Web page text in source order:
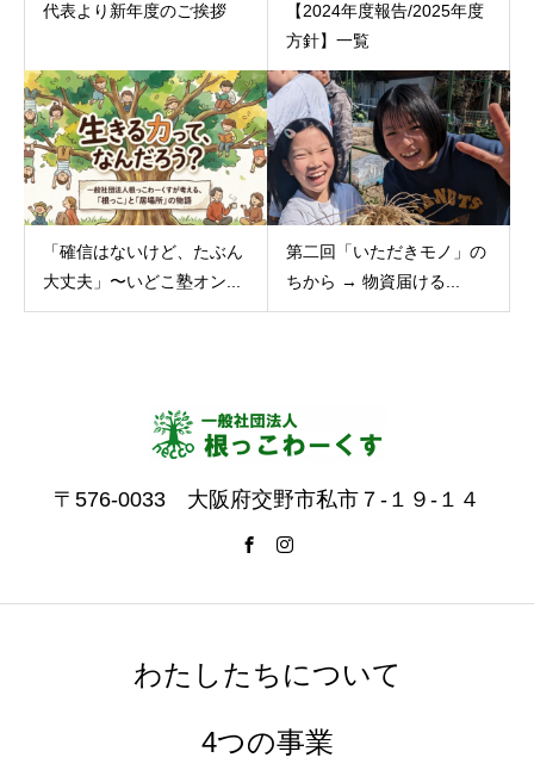
代表より新年度のご挨拶
【2024年度報告/2025年度
方針】一覧
「確信はないけど、たぶん
大丈夫」〜いどこ塾オン...
第二回「いただきモノ」の
ちから → 物資届ける...
〒576-0033 大阪府交野市私市７-１９-１４
わたしたちについて
4つの事業